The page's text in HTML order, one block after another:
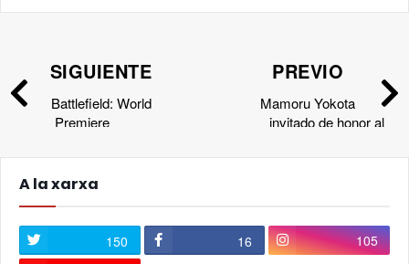
SIGUIENTE
Battlefield: World
Premiere
PREVIO
Mamoru Yokota
invitado de honor al
de Valencia
A la xarxa
150 16
105